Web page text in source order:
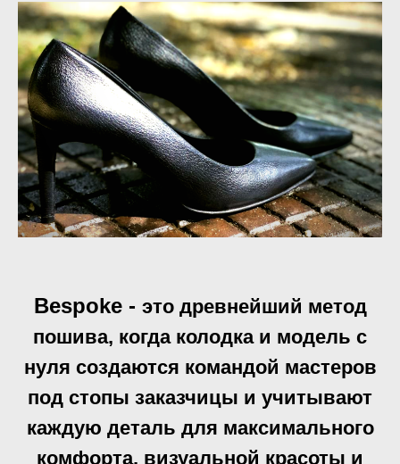
Bespoke - это древнейший метод
пошива, когда колодка и модель с
нуля создаются командой мастеров
под стопы заказчицы и учитывают
каждую деталь для максимального
комфорта, визуальной красоты и